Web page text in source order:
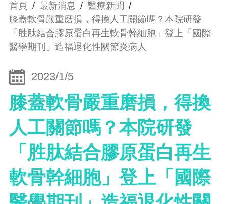
首頁 / 最新消息 / 醫療新聞 /
膝蓋軟骨嚴重磨損，得換人工關節嗎？本院研發
「胜肽結合膠原蛋白再生軟骨幹細胞」登上「國際
醫學期刊」造福退化性關節炎病人
2023/1/5
膝蓋軟骨嚴重磨損，得換
人工關節嗎？本院研發
「胜肽結合膠原蛋白再生
軟骨幹細胞」登上「國際